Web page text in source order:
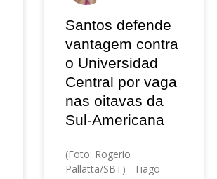
Santos defende
vantagem contra
o Universidad
Central por vaga
nas oitavas da
Sul-Americana
(Foto: Rogerio
Pallatta/SBT) Tiago